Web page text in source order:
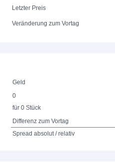
Letzter Preis
Veränderung zum Vortag
Geld
0
für 0 Stück
Differenz zum Vortag
Spread absolut / relativ